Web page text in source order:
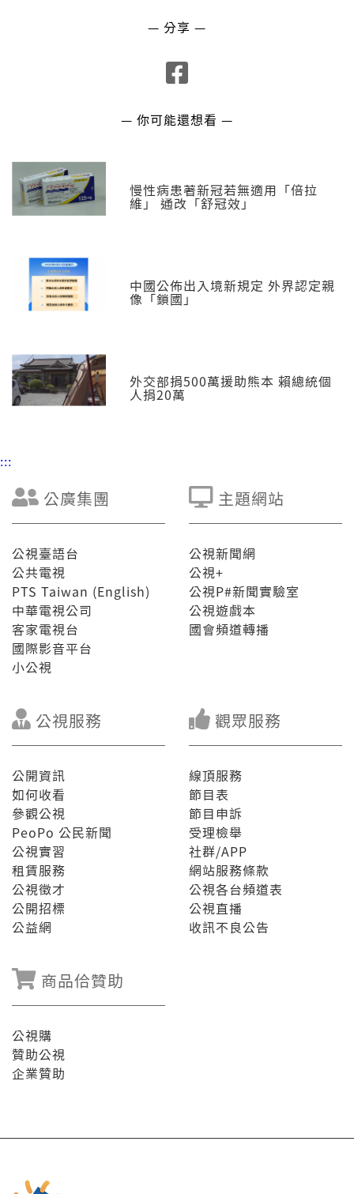
— 分享 —
— 你可能還想看 —
慢性病患著新冠若無適用「倍拉
維」 通改「舒冠效」
中國公佈出入境新規定 外界認定親
像「鎖國」
外交部捐500萬援助熊本 賴總統個
人捐20萬
:::
公廣集團
公視臺語台
公共電視
PTS Taiwan (English)
中華電視公司
客家電視台
國際影音平台
小公視
主題網站
公視新聞網
公視+
公視P#新聞實驗室
公視遊戲本
國會頻道轉播
公視服務
公開資訊
如何收看
參觀公視
PeoPo 公民新聞
公視實習
租賃服務
公視徵才
公開招標
公益網
觀眾服務
線頂服務
節目表
節目申訴
受理檢舉
社群/APP
網站服務條款
公視各台頻道表
公視直播
收訊不良公告
商品佮贊助
公視購
贊助公視
企業贊助